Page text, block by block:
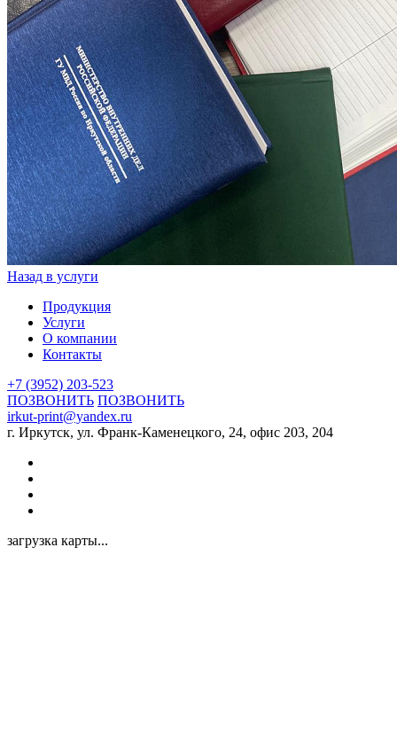
Назад в услуги
Продукция
Услуги
О компании
Контакты
+7 (3952) 203-523
ПОЗВОНИТЬ ПОЗВОНИТЬ
irkut-print@yandex.ru
г. Иркутск, ул. Франк-Каменецкого, 24, офис 203, 204
загрузка карты...